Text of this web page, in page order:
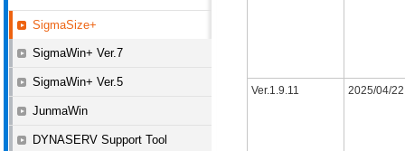
Ver.1.9.11 2025/04/22
SigmaSize+
SigmaWin+ Ver.7
SigmaWin+ Ver.5
JunmaWin
DYNASERV Support Tool